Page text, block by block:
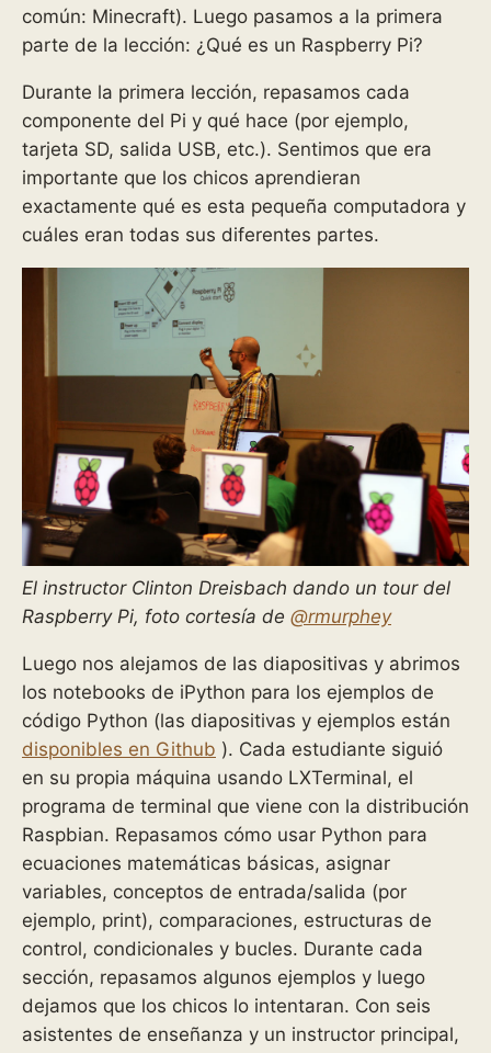
común: Minecraft). Luego pasamos a la primera
parte de la lección: ¿Qué es un Raspberry Pi?
Durante la primera lección, repasamos cada
componente del Pi y qué hace (por ejemplo,
tarjeta SD, salida USB, etc.). Sentimos que era
importante que los chicos aprendieran
exactamente qué es esta pequeña computadora y
cuáles eran todas sus diferentes partes.
El instructor Clinton Dreisbach dando un tour del
Raspberry Pi, foto cortesía de @rmurphey
Luego nos alejamos de las diapositivas y abrimos
los notebooks de iPython para los ejemplos de
código Python (las diapositivas y ejemplos están
disponibles en Github ). Cada estudiante siguió
en su propia máquina usando LXTerminal, el
programa de terminal que viene con la distribución
Raspbian. Repasamos cómo usar Python para
ecuaciones matemáticas básicas, asignar
variables, conceptos de entrada/salida (por
ejemplo, print), comparaciones, estructuras de
control, condicionales y bucles. Durante cada
sección, repasamos algunos ejemplos y luego
dejamos que los chicos lo intentaran. Con seis
asistentes de enseñanza y un instructor principal,